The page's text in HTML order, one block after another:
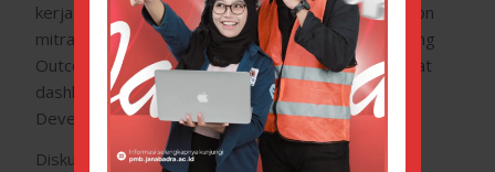
kerjasama (perlu diskusi bersama mitra), bantu calon
mitra memetakan SDM masa depan, diskusi Learning
Outcome termasuk hardskill dan softkill, perlu dibuat
dashboard Internship Acceleration/Ecosystem
Development Canvas.
Diskusi dengan DUDI tentang masukkan dari DUDI